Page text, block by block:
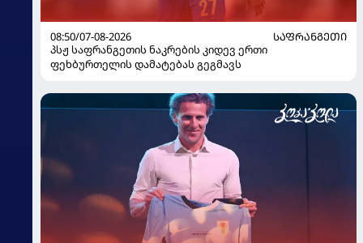
08:50/07-08-2026
ᲡᲐᲤᲠᲐᲜᲒᲔᲗᲘ
პსჟ საფრანგეთის ნაკრების კიდევ ერთი
ფეხბურთელის დამატებას გეგმავს